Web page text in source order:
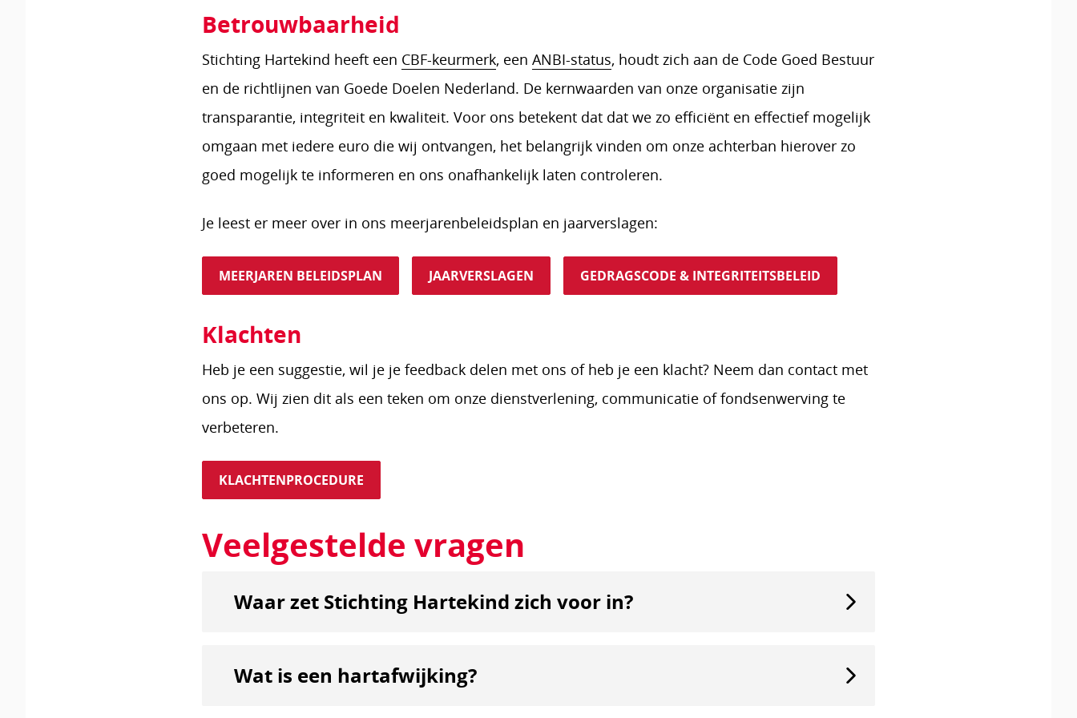
Betrouwbaarheid
Stichting Hartekind heeft een CBF-keurmerk, een ANBI-status, houdt zich aan de Code Goed Bestuur
en de richtlijnen van Goede Doelen Nederland. De kernwaarden van onze organisatie zijn
transparantie, integriteit en kwaliteit. Voor ons betekent dat dat we zo efficiënt en effectief mogelijk
omgaan met iedere euro die wij ontvangen, het belangrijk vinden om onze achterban hierover zo
goed mogelijk te informeren en ons onafhankelijk laten controleren.
Je leest er meer over in ons meerjarenbeleidsplan en jaarverslagen:
MEERJAREN BELEIDSPLAN JAARVERSLAGEN GEDRAGSCODE & INTEGRITEITSBELEID
Klachten
Heb je een suggestie, wil je je feedback delen met ons of heb je een klacht? Neem dan contact met
ons op. Wij zien dit als een teken om onze dienstverlening, communicatie of fondsenwerving te
verbeteren.
KLACHTENPROCEDURE
Veelgestelde vragen
Waar zet Stichting Hartekind zich voor in?
Wat is een hartafwijking?